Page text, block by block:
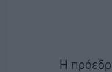
Η